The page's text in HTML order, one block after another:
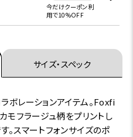
今だけクーポン利
用で10%OFF
サイズ・スペック
ボレーションアイテム。Foxfi
モフラージュ柄をプリントし
。スマートフォンサイズのポ